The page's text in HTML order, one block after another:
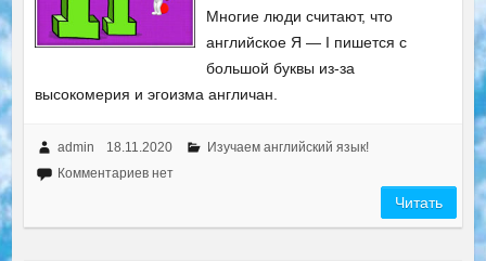
Многие люди считают, что
английское Я — I пишется с
большой буквы из-за
высокомерия и эгоизма англичан.
admin 18.11.2020
Изучаем английский язык!
Комментариев нет
Читать